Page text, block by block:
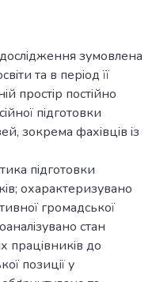
зумовлена
та в перiод її
простiр постiйно
пiдготовки
зокрема фахiвцiв iз
пiдготовки
охарактеризувано
громадської
стан
працiвникiв до
позицiї у